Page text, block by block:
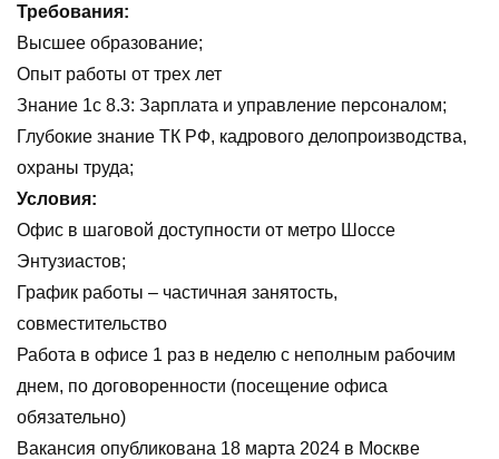
Требования:
Высшее образование;
Опыт работы от трех лет
Знание 1с 8.3: Зарплата и управление персоналом;
Глубокие знание ТК РФ, кадрового делопроизводства,
охраны труда;
Условия:
Офис в шаговой доступности от метро Шоссе
Энтузиастов;
График работы – частичная занятость,
совместительство
Работа в офисе 1 раз в неделю с неполным рабочим
днем, по договоренности (посещение офиса
обязательно)
Вакансия опубликована 18 марта 2024 в Москве